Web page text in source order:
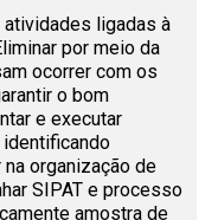
ligadas à
por meio da
ocorrer com os
o bom
e executar
organização de
SIPAT e processo
amostra de